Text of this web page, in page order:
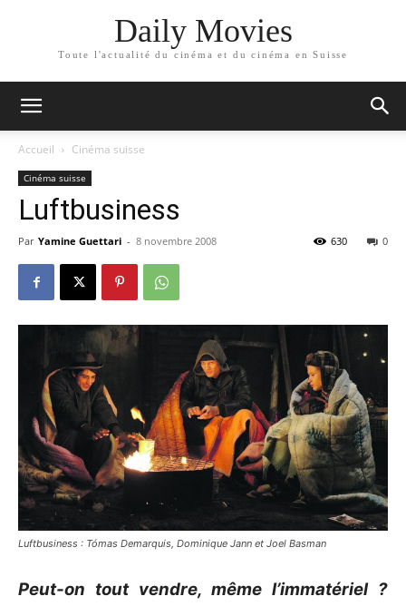
Daily Movies
Toute l'actualité du cinéma et du cinéma en Suisse
Accueil Cinéma suisse
Cinéma suisse
Luftbusiness
Par Yamine Guettari - 8 novembre 2008 0
630
Luftbusiness : Tómas Demarquis, Dominique Jann et Joel Basman
Peut-on tout vendre, même l’immatériel ?